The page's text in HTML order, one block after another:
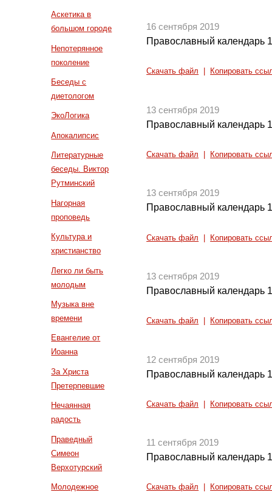
Аскетика в
большом городе
Непотерянное
поколение
Беседы с
диетологом
ЭкоЛогика
Апокалипсис
Литературные
беседы. Виктор
Рутминский
Нагорная
проповедь
Культура и
христианство
Легко ли быть
молодым
Музыка вне
времени
Евангелие от
Иоанна
За Христа
Претерпевшие
Нечаянная
радость
Праведный
Симеон
Верхотурский
Молодежное
16 сентября 2019
Православный календарь
Скачать файл Копировать
13 сентября 2019
Православный календарь
Скачать файл Копировать
13 сентября 2019
Православный календарь
Скачать файл Копировать
13 сентября 2019
Православный календарь
Скачать файл Копировать
12 сентября 2019
Православный календарь
Скачать файл Копировать
11 сентября 2019
Православный календарь
Скачать файл Копировать